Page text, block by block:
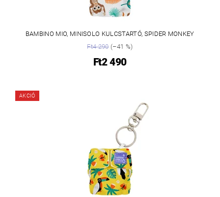
BAMBINO MIO, MINISOLO KULCSTARTÓ, SPIDER MONKEY
Ft4 290(–41 %)
Ft2 490
AKCIÓ